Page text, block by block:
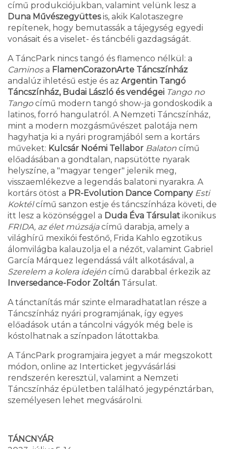
című produkciójukban, valamint velünk lesz a
Duna Művészegyüttesis, akik Kalotaszegre
repítenek, hogy bemutassák a tájegység egyedi
vonásait és a viselet- és táncbéli gazdagságát.
A TáncPark nincs tangó és flamenco nélkül: a
Caminosa FlamenCorazonArte Táncszínház
andalúz ihletésű estje és az Argentin Tangó
Táncszínház, Budai László és vendégei Tango no
Tangocímű modern tangó show-ja gondoskodik a
latinos, forró hangulatról. A Nemzeti Táncszínház,
mint a modern mozgásművészet palotája nem
hagyhatja ki a nyári programjából sem a kortárs
műveket: Kulcsár Noémi Tellabor Balaton című
előadásában a gondtalan, napsütötte nyarak
helyszíne, a "magyar tenger" jelenik meg,
visszaemlékezve a legendás balatoni nyarakra. A
kortárs ötöst a PR-Evolution Dance Company Esti
Koktélcímű sanzon estje és táncszínháza követi, de
itt lesz a közönséggel a Duda Éva Társulat ikonikus
FRIDA, az élet múzsájacímű darabja, amely a
világhírű mexikói festőnő, Frida Kahlo egzotikus
álomvilágba kalauzolja el a nézőt, valamint Gabriel
García Márquez legendássá vált alkotásával, a
Szerelem a kolera idején című darabbal érkezik az
Inversedance-Fodor Zoltán Társulat.
A tánctanítás már szinte elmaradhatatlan része a
Táncszínház nyári programjának, így egyes
előadások után a táncolni vágyók még bele is
kóstolhatnak a színpadon látottakba.
A TáncPark programjaira jegyet a már megszokott
módon, online az Interticket jegyvásárlási
rendszerén keresztül, valamint a Nemzeti
Táncszínház épületben található jegypénztárban,
személyesen lehet megvásárolni.
TÁNCNYÁR